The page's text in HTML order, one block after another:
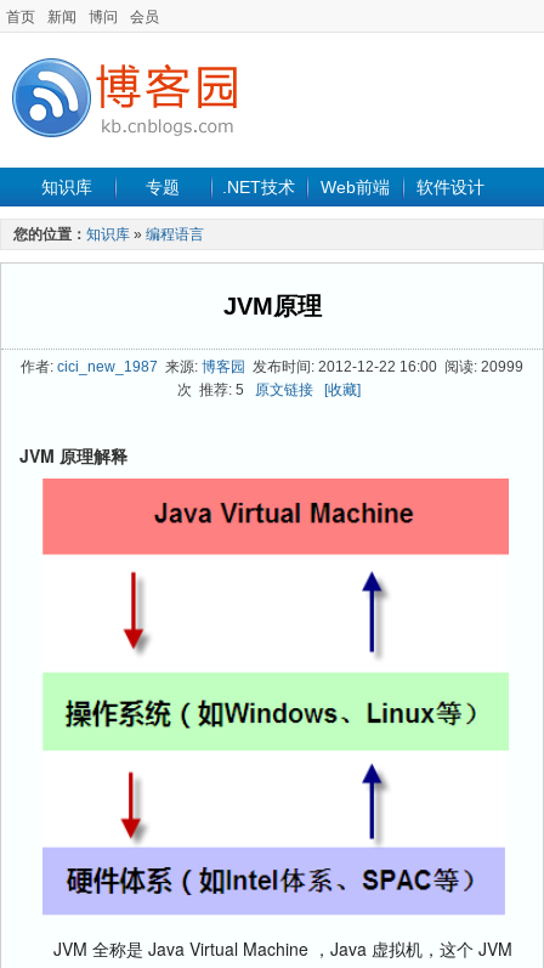
首页 新闻 博问 会员
知识库 专题 .NET技术 Web前端 软件设计
手机开发 软件工程
最新文章
您的位置： 知识库 » 编程语言
JVM原理
作者: cici_new_1987 来源: 博客园 发布时间: 2012-12-22 16:00 阅读: 20999
次 推荐: 5
原文链接 [收藏]
JVM 原理解释
JVM 全称是 Java Virtual Machine ，Java 虚拟机，这个 JVM